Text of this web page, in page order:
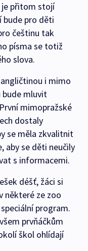
je přitom stojí
bude pro děti
češtinu tak
písma se totiž
slova.
i mimo
bude mluvit
mimopražské
dostaly
se měla zkvalitnit
aby se děti neučily
s informacemi.
déšť, žáci si
některé ze zoo
program.
prvňáčkům
škol ohlídají